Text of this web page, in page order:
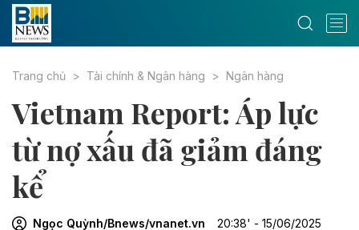
Trang chủ Tài chính & Ngân hàng Ngân hàng
Vietnam Report: Áp lực
từ nợ xấu đã giảm đáng
kể
Ngọc Quỳnh/Bnews/vnanet.vn 20:38' - 15/06/2025